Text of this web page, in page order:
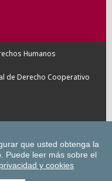
Humanos
de Derecho Cooperativo
de Deusto en
de la Universidad
que usted obtenga la
Puede leer más sobre el
y cookies